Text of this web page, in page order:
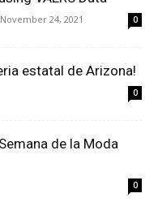
November 24, 2021 0
estatal de Arizona!
0
de la Moda
0